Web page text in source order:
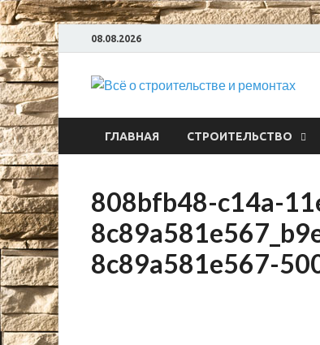
08.08.2026
ГЛАВНАЯ СТРОИТЕЛЬСТВО
808bfb48-c14a-
8c89a581e567-